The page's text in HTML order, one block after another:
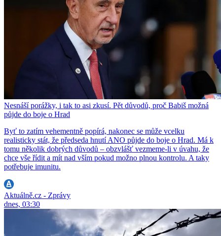
Nesnáší porážky, i tak to asi zkusí. Pět důvodů, proč Babiš možná
půjde do boje o Hrad
Byť to zatím vehementně popírá, nakonec se může vcelku
realisticky stát, že předseda hnutí ANO půjde do boje o Hrad. Má k
tomu několik dobrých důvodů – obzvlášť vezmeme-li v úvahu, že
chce vše řídit a mít nad vším pokud možno plnou kontrolu. A taky
potřebuje imunitu.
Aktuálně.cz - Zprávy
dnes, 03:30